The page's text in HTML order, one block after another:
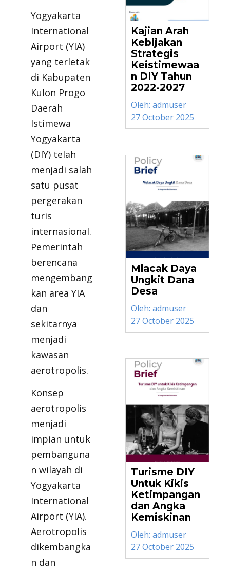
Yogyakarta
International
Airport (YIA)
yang terletak
di Kabupaten
Kulon Progo
Daerah
Istimewa
Yogyakarta
(DIY) telah
menjadi salah
satu pusat
pergerakan
turis
internasional.
Pemerintah
berencana
mengembang
kan area YIA
dan
sekitarnya
menjadi
kawasan
aerotropolis.
Konsep
aerotropolis
menjadi
impian untuk
pembanguna
n wilayah di
Yogyakarta
International
Airport (YIA).
Aerotropolis
dikembangka
n dan
Kajian Arah
Kebijakan
Strategis
Keistimewaa
n DIY Tahun
2022-2027
Oleh: admuser
27 October 2025
Mlacak Daya
Ungkit Dana
Desa
Oleh: admuser
27 October 2025
Turisme DIY
Untuk Kikis
Ketimpangan
dan Angka
Kemiskinan
Oleh: admuser
27 October 2025